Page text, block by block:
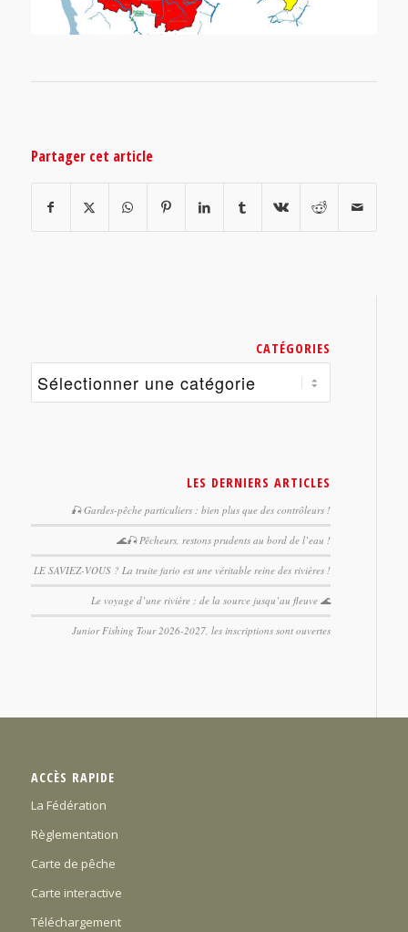
Partager cet article
CATÉGORIES
LES DERNIERS ARTICLES
🎣 Gardes-pêche particuliers : bien plus que des contrôleurs !
🌊🎣 Pêcheurs, restons prudents au bord de l’eau !
LE SAVIEZ-VOUS ? La truite fario est une véritable reine des rivières !
Le voyage d’une rivière : de la source jusqu’au fleuve 🌊
Junior Fishing Tour 2026-2027, les inscriptions sont ouvertes
ACCÈS RAPIDE
La Fédération
Règlementation
Carte de pêche
Carte interactive
Téléchargement